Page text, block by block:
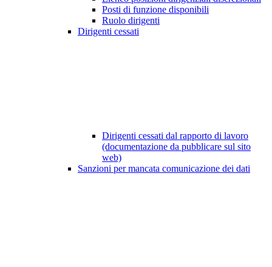
Posti di funzione disponibili
Ruolo dirigenti
Dirigenti cessati
Dirigenti cessati dal rapporto di lavoro
(documentazione da pubblicare sul sito
web)
Sanzioni per mancata comunicazione dei dati